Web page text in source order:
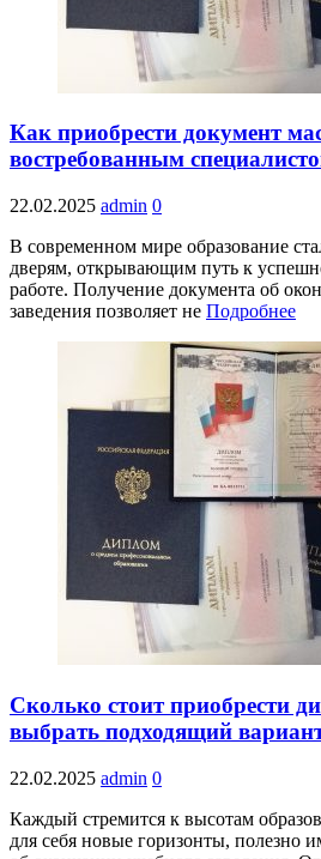
Как приобрести документ
востребованным
22.02.2025 admin 0
В современном мире образование
дверям, открывающим путь к
работе. Получение документа об
заведения позволяет не Подробнее
Сколько стоит приобрести
выбрать подходящий
22.02.2025 admin 0
Каждый стремится к высотам
для себя новые горизонты, полезно